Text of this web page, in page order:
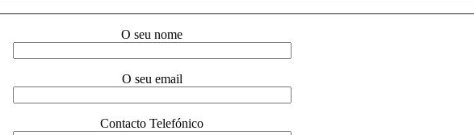
O seu nome
O seu email
Contacto Telefónico